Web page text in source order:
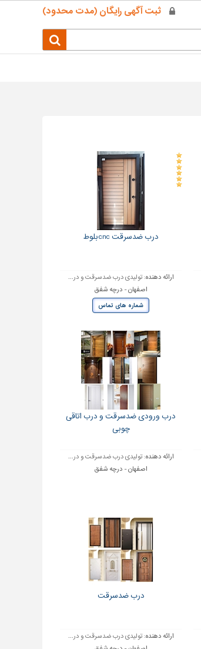
ثبت آگهی رایگان (مدت محدود)
درب ضدسرقت cncبلوط
ارائه دهنده: تولیدی درب ضدسرقت و در...
اصفهان - درچه شفق
شماره های تماس
درب ورودی ضدسرقت و درب اتاقی
چوبی
ارائه دهنده: تولیدی درب ضدسرقت و در...
اصفهان - درچه شفق
درب ضدسرقت
ارائه دهنده: تولیدی درب ضدسرقت و در...